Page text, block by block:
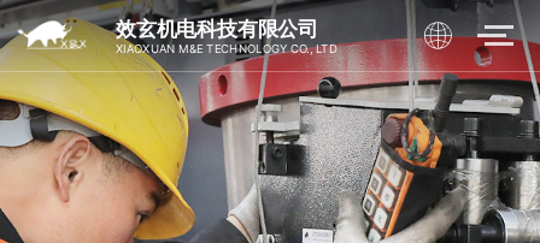
效玄机电科技有限公司
XIAOXUAN M&E TECHNOLOGY CO., LTD